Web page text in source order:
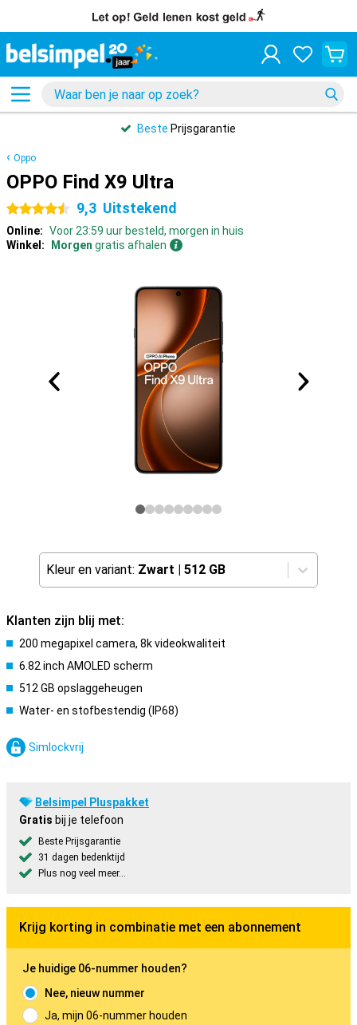
Beste Prijsgarantie
Oppo
OPPO Find X9 Ultra
4.5 sterren 9,3 Uitstekend
Online: Voor 23:59 uur besteld, morgen in huis
Winkel:
Morgen gratis afhalen
Kleur en variant: Zwart | 512 GB
Klanten zijn blij met:
200 megapixel camera, 8k videokwaliteit
6.82 inch AMOLED scherm
512 GB opslaggeheugen
Water- en stofbestendig (IP68)
Simlockvrij
Belsimpel Pluspakket
Gratis bij je telefoon
Beste Prijsgarantie
31 dagen bedenktijd
Plus nog veel meer...
Krijg korting in combinatie met een abonnement
Je huidige 06-nummer houden?
Nee, nieuw nummer
Ja, mijn 06-nummer houden